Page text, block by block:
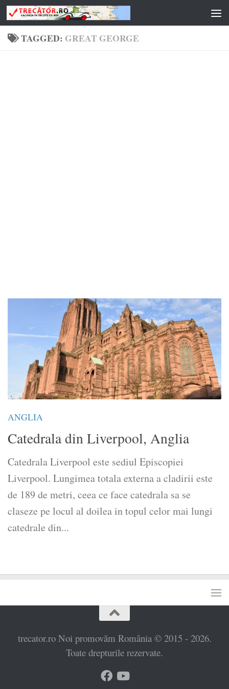
Skip to content
TAGGED:GREAT GEORGE
ANGLIA
Catedrala din Liverpool, Anglia
Catedrala Liverpool este sediul Episcopiei
Liverpool. Lungimea totala externa a cladirii este
de 189 de metri, ceea ce face catedrala sa se
claseze pe locul al doilea in topul celor mai lungi
catedrale din...
trecator.ro Noi promovăm România © 2015 - 2026.
Toate drepturile rezervate.